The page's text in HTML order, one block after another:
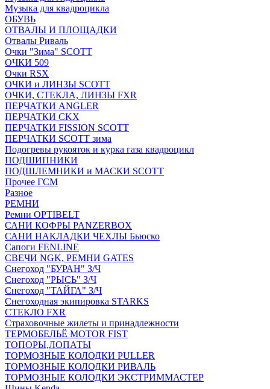
Музыка для квадроцикла
ОБУВЬ
ОТВАЛЫ И ПЛОЩАДКИ
Отвалы Риваль
Очки "Зима" SCOTT
ОЧКИ 509
Очки RSX
ОЧКИ и ЛИНЗЫ SCOTT
ОЧКИ, СТЕКЛА, ЛИНЗЫ FXR
ПЕРЧАТКИ ANGLER
ПЕРЧАТКИ CKX
ПЕРЧАТКИ FISSION SCOTT
ПЕРЧАТКИ SCOTT зима
Подогревы рукояток и курка газа квадроцикл
ПОДШИПНИКИ
ПОДШЛЕМНИКИ и МАСКИ SCOTT
Прочее ГСМ
Разное
РЕМНИ
Ремни OPTIBELT
САНИ КОФРЫ PANZERBOX
САНИ НАКЛАДКИ ЧЕХЛЫ Бьюско
Сапоги FENLINE
СВЕЧИ NGK, РЕМНИ GATES
Снегоход "БУРАН" З/Ч
Снегоход "РЫСЬ" З/Ч
Снегоход "ТАЙГА" З/Ч
Снегоходная экипировка STARKS
СТЕКЛО FXR
Страховочные жилеты и принадлежности
ТЕРМОБЕЛЬЁ MOTOR FIST
ТОПОРЫ,ЛОПАТЫ
ТОРМОЗНЫЕ КОЛОДКИ PULLER
ТОРМОЗНЫЕ КОЛОДКИ РИВАЛЬ
ТОРМОЗНЫЕ КОЛОДКИ ЭКСТРИММАСТЕР